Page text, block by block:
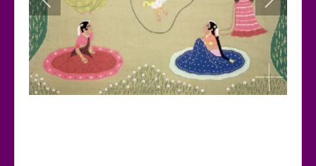
Nous contacter
Sites amis